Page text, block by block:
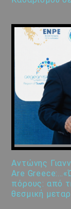
Αντώνης
Are
πόρους: από
θεσμική